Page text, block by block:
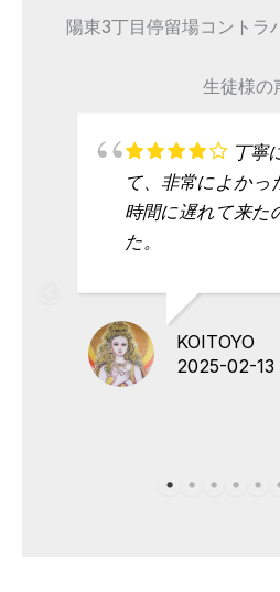
陽東3丁目停留場コントラ
生徒様の
丁寧
て、非常によかっ
時間に遅れて来た
た。
KOITOYO
2025-02-13